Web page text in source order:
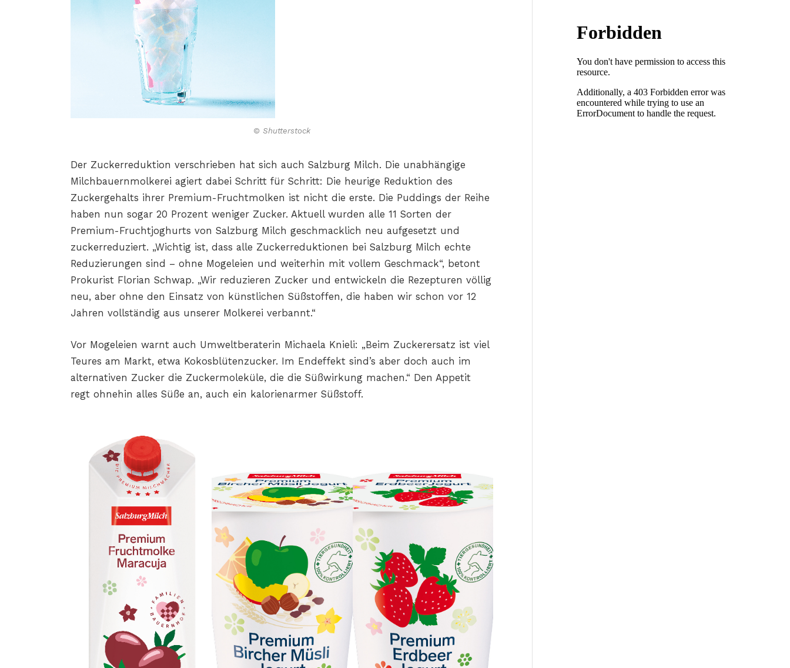
© Shutterstock
Der Zuckerreduktion verschrieben hat sich auch Salzburg Milch. Die unabhängige
Milchbauernmolkerei agiert dabei Schritt für Schritt: Die heurige Reduktion des
Zuckergehalts ihrer Premium-Fruchtmolken ist nicht die erste. Die Puddings der Reihe
haben nun sogar 20 Prozent weniger Zucker. Aktuell wurden alle 11 Sorten der
Premium-Fruchtjoghurts von Salzburg Milch geschmacklich neu aufgesetzt und
zuckerreduziert. „Wichtig ist, dass alle Zuckerreduktionen bei Salzburg Milch echte
Reduzierungen sind – ohne Mogeleien und weiterhin mit vollem Geschmack“, betont
Prokurist Florian Schwap. „Wir reduzieren Zucker und entwickeln die Rezepturen völlig
neu, aber ohne den Einsatz von künstlichen Süßstoffen, die haben wir schon vor 12
Jahren vollständig aus unserer Molkerei verbannt.“
Vor Mogeleien warnt auch Umweltberaterin Michaela Knieli: „Beim Zuckerersatz ist viel
Teures am Markt, etwa Kokosblütenzucker. Im Endeffekt sind’s aber doch auch im
alternativen Zucker die Zuckermoleküle, die die Süßwirkung machen.“ Den Appetit
regt ohnehin alles Süße an, auch ein kalorienarmer Süßstoff.